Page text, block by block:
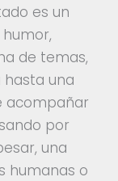
es un
de temas,
hasta una
acompañar
por
una
humanas o